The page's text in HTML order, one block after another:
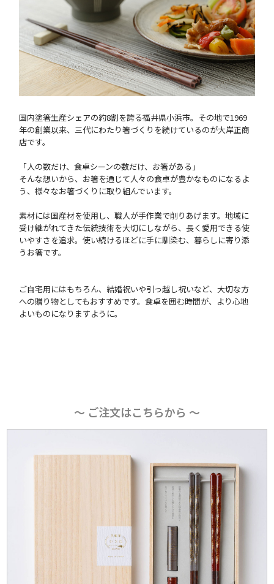
国内塗箸生産シェアの約8割を誇る福井県小浜市。その地で1969
年の創業以来、三代にわたり箸づくりを続けているのが大岸正商
店です。
「人の数だけ、食卓シーンの数だけ、お箸がある」
そんな想いから、お箸を通じて人々の食卓が豊かなものになるよ
う、様々なお箸づくりに取り組んでいます。
素材には国産材を使用し、職人が手作業で削りあげます。地域に
受け継がれてきた伝統技術を大切にしながら、長く愛用できる使
いやすさを追求。使い続けるほどに手に馴染む、暮らしに寄り添
うお箸です。
ご自宅用にはもちろん、結婚祝いや引っ越し祝いなど、大切な方
への贈り物としてもおすすめです。食卓を囲む時間が、より心地
よいものになりますように。
〜 ご注文はこちらから 〜